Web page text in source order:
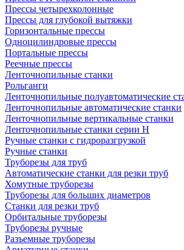
Прессы четырехколонные
Прессы для глубокой вытяжки
Горизонтальные прессы
Одноцилиндровые прессы
Портальные прессы
Реечные прессы
Ленточнопильные станки
Рольганги
Ленточнопильные полуавтоматические
Ленточнопильные автоматические станки
Ленточнопильные вертикальные станки
Ленточнопильные станки серии H
Ручные станки с гидроразгрузкой
Ручные станки
Труборезы для труб
Автоматические станки для резки труб
Хомутные труборезы
Труборезы для больших диаметров
Станки для резки труб
Орбитальные труборезы
Труборезы ручные
Разъемные труборезы